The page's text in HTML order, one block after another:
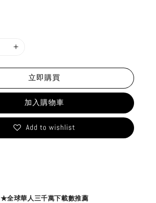
立即購買
加入購物車
Add to wishlist
★全球華人三千萬下載數推薦